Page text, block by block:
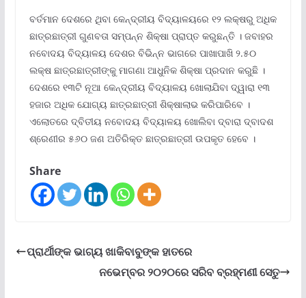
ବର୍ତମାନ ଦେଶରେ ଥିବା କେନ୍ଦ୍ରୀୟ ବିଦ୍ୟାଳୟରେ ୧୨ ଲକ୍ଷରୁ ଅଧିକ
ଛାତ୍ରଛାତ୍ରୀ ଗୁଣବତା ସମ୍ପନ୍ନ ଶିକ୍ଷା ପ୍ରାପ୍ତ କରୁଛନ୍ତି । ଜବାହର
ନବୋଦୟ ବିଦ୍ୟାଳୟ ଦେଶର ବିଭିନ୍ନ ଭାଗରେ ପାଖାପାଖି ୨.୫୦
ଲକ୍ଷ ଛାତ୍ରଛାତ୍ରୀଙ୍କୁ ମାଗଣା ଆଧୁନିକ ଶିକ୍ଷା ପ୍ରଦାନ କରୁଛି ।
ଦେଶରେ ୧୩ଟି ନୂଆ କେନ୍ଦ୍ରୀୟ ବିଦ୍ୟାଳୟ ଖୋଲାଯିବା ଦ୍ୱାରା ୧୩
ହଜାର ଅଧିକ ଯୋଗ୍ୟ ଛାତ୍ରଛାତ୍ରୀ ଶିକ୍ଷାଲାଭ କରିପାରିବେ ।
ଏଲୋତରେ ଦ୍ବିତୀୟ ନବୋଦୟ ବିଦ୍ୟାଳୟ ଖୋଲିବା ଦ୍ବାରା ଦ୍ବାଦଶ
ଶ୍ରେଣୀର ୫୬୦ ଜଣ ଅତିରିକ୍ତ ଛାତ୍ରଛାତ୍ରୀ ଉପକୃତ ହେବେ ।
Share
ପ୍ରାର୍ଥୀଙ୍କ ଭାଗ୍ୟ ଖାକିବାବୁଙ୍କ ହାତରେ
ନଭେମ୍ବର ୨୦୨୦ରେ ସରିବ ବ୍ରହ୍ମଣୀ ସେତୁ